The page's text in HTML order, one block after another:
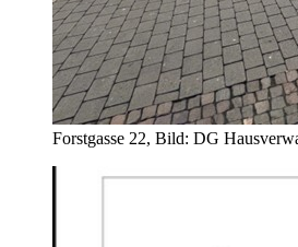
Forstgasse 22, Bild: DG